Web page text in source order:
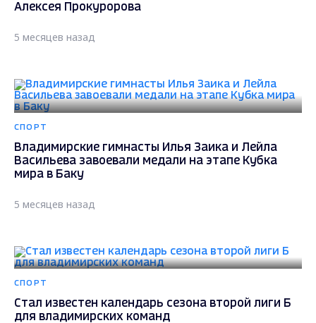
Алексея Прокуророва
5 месяцев назад
СПОРТ
Владимирские гимнасты Илья Заика и Лейла
Васильева завоевали медали на этапе Кубка
мира в Баку
5 месяцев назад
СПОРТ
Стал известен календарь сезона второй лиги Б
для владимирских команд